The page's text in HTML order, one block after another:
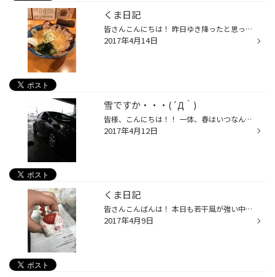
くま日記
皆さんこんにちは！ 昨日ゆき降ったと思ったら今日はあったかいですね～ ほんとなんなんでしょうか・・・ そんな昨日の寒空の中、ラーメン食べにいってきました！ じゃん てつやのラーメンです！ チャーシューがぶあつくてうまかった・・ 味噌ラーメン食べたんですけど 味噌も全然しょっぱくなくて...
2017年4月14日
雪ですか・・・(´Д｀)
皆様、こんにちは！！ 一体、春はいつなんですか・・・ 寒くて私は耐えられません(笑) さて本日は アクア様のエコピアNH100Cの新品タイヤ クマちゃんと一緒に！！ Nワゴン様のﾚｸﾞﾉ・レジェーラ新品交換です。 ありがとうございます！ タイヤ交換の予約状況ですが 土曜・日曜日は、埋まっている状況...
2017年4月12日
くま日記
皆さんこんばんは！ 本日も若干風が強い中ご来店ありがとうございます！！ 今日はうれしいことが！ お客様から大福堂の大福を差し入れで頂いちゃいました！！ O様ありがとうございます！ なまらおいしかったです！ 大福食べて元気が出たので 明日からも頑張りますので、皆様のご来店お待ちしてます！！
2017年4月9日